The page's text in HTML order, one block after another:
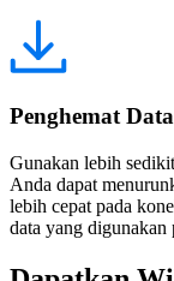
Penghemat Data
Gunakan lebih
Anda dapat
lebih cepat pada
data yang digunakan